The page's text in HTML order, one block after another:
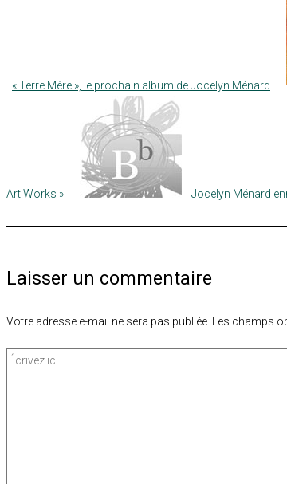
« Terre Mère », le prochain album de Jocelyn Ménard
Art Works » Jocelyn Ménard
Laisser un commentaire
Votre adresse e-mail ne sera pas publiée. Les champs
Écrivez